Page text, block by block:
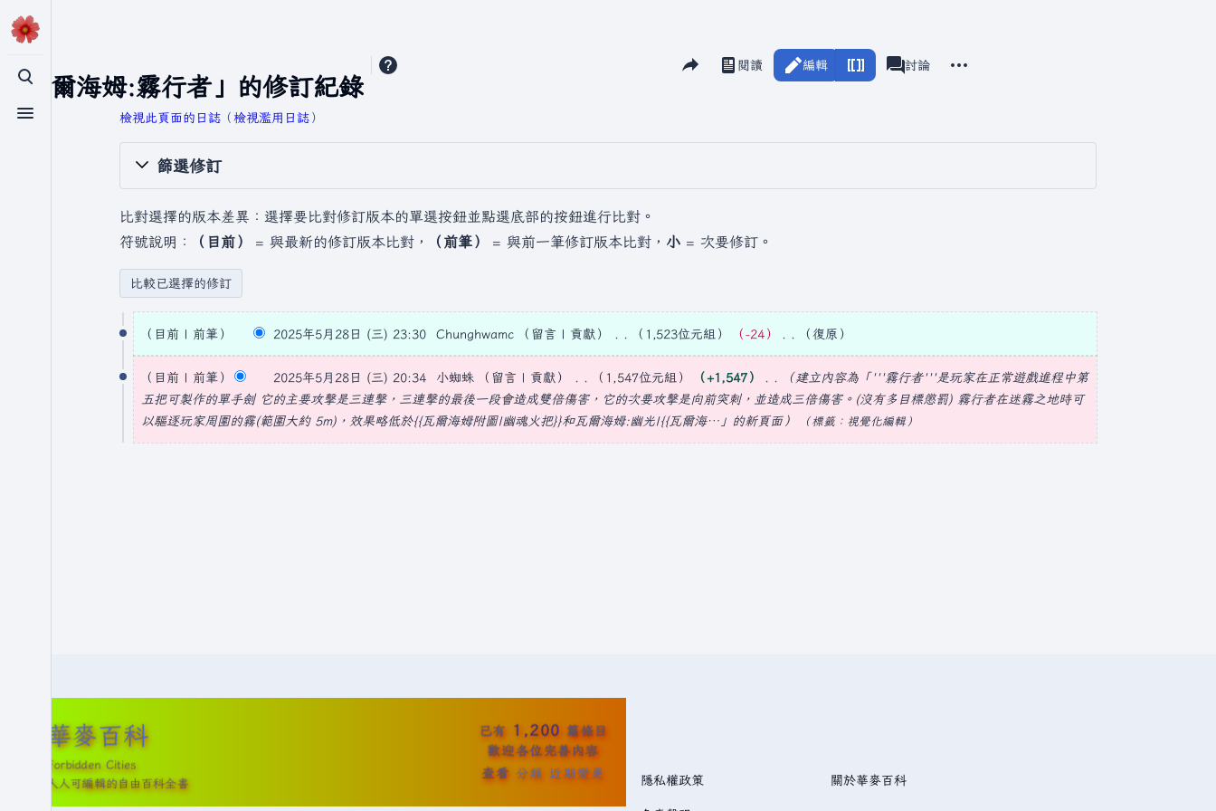
切換搜尋
切換選單
「瓦爾海姆:霧行者」的修訂紀錄
分享此頁面
視圖閱讀 編輯
檢視歷史 associated-pages
瓦爾海姆
討論
檢視此頁面的日誌 ​（檢視濫用日誌）
篩選修訂
比對選擇的版本差異：選擇要比對修訂版本的單選按鈕並點選底部的按鈕進行比對。
符號說明：
（目前） = 與最新的修訂版本比對， （前筆） = 與前一筆修訂版本比對， 小 = 次要修訂。
2
2
年
目前 前筆 2025年5月28日 (三) 23:30 Chunghwamc 留言 貢獻 1,523位元組
−24
無
編
輯
摘
要
復原
目前 前筆 2025年5月28日 (三) 20:34 小蜘蛛 留言 貢獻 1,547位元組 +1,547
建立內容為「'''霧行者'''是玩家在正常遊戲進程中第
五把可製作的單手劍它的主要攻擊是三連擊，三連擊的最後一段會造成雙倍傷害，它的次要攻擊是向前突刺，並造成三倍傷害。(沒有多目標懲罰) 霧行者在迷霧之地時可
以驅逐玩家周圍的霧(範圍大約 5m)，效果略低於{{瓦爾海姆附圖|幽魂火把}}和瓦爾海姆:幽光|{{瓦爾海…」的新頁面
標籤： 視覺化編輯
華麥百科
Forbidden Cities
人人可編輯的自由百科全書
已有 1,200 篇條目
歡迎各位完善內容
查看 分類 近期變更 隱私權政策 關於華麥百科